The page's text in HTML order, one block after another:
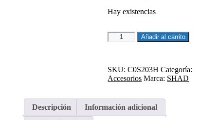
Hay existencias
ANTIRROBO
DE
SERIE
2
3)
cantidad
Añadir al carrito
SKU:C0S203H Categoría:
Accesorios Marca: SHAD
Descripción Información adicional